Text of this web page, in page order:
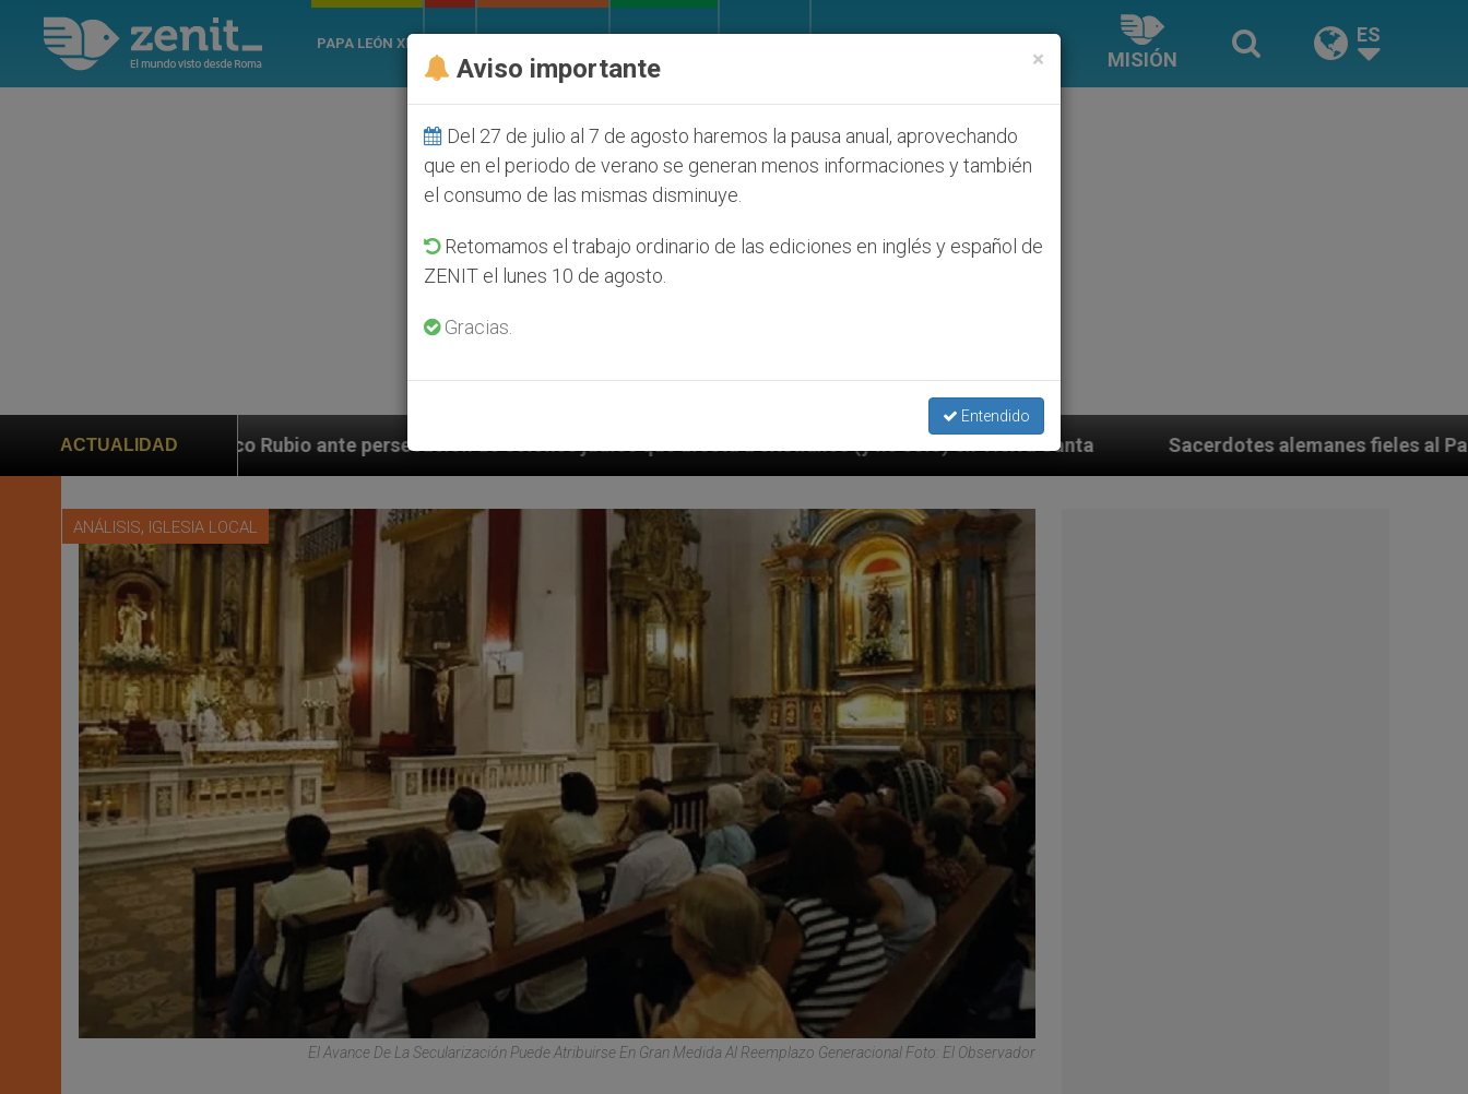
PAPA LEÓN XIV
MISIÓN
ES
ACTUALIDAD
ante persecución de colonos judíos que afecta a cristianos (y no sólo) en Tierra Santa Sacerdotes alemanes fieles al Papa contestan a su propio
ANÁLISIS, IGLESIA LOCAL
El Avance De La Secularización Puede Atribuirse En Gran Medida Al Reemplazo Generacional Foto: El Observador
×
Aviso importante
Del 27 de julio al 7 de agosto haremos la pausa anual, aprovechando
que en el periodo de verano se generan menos informaciones y también
el consumo de las mismas disminuye.
Retomamos el trabajo ordinario de las ediciones en inglés y español de
ZENIT el lunes 10 de agosto.
Gracias.
Entendido